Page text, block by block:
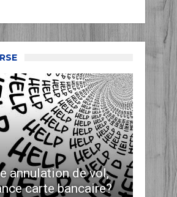
annulation de vol,
carte bancaire?